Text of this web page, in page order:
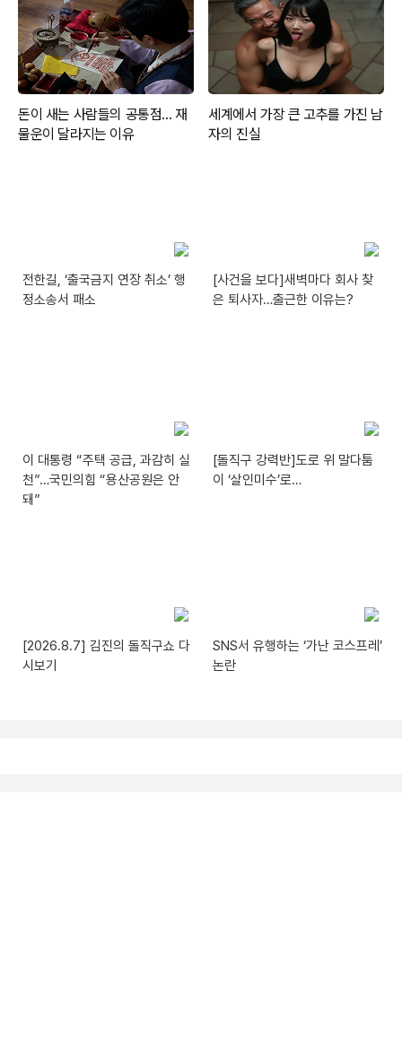
전한길, ‘출국금지 연장 취소’ 행
정소송서 패소
[사건을 보다]새벽마다 회사 찾
은 퇴사자…출근한 이유는?
이 대통령 “주택 공급, 과감히 실
천”…국민의힘 “용산공원은 안
돼”
[돌직구 강력반]도로 위 말다툼
이 ‘살인미수’로…
[2026.8.7] 김진의 돌직구쇼 다
시보기
SNS서 유행하는 ‘가난 코스프레’
논란